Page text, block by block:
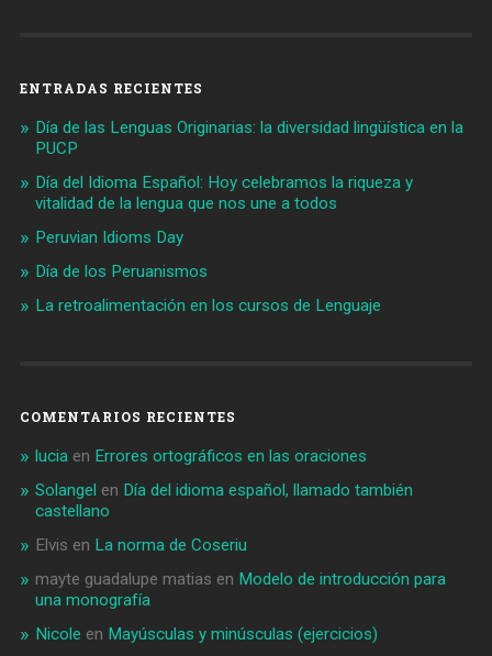
ENTRADAS RECIENTES
Día de las Lenguas Originarias: la diversidad lingüística en la
PUCP
Día del Idioma Español: Hoy celebramos la riqueza y
vitalidad de la lengua que nos une a todos
Peruvian Idioms Day
Día de los Peruanismos
La retroalimentación en los cursos de Lenguaje
COMENTARIOS RECIENTES
luciaen Errores ortográficos en las oraciones
Solangel en Día del idioma español, llamado también
castellano
Elvis en La norma de Coseriu
mayte guadalupe matias en Modelo de introducción para
una monografía
Nicole en Mayúsculas y minúsculas (ejercicios)